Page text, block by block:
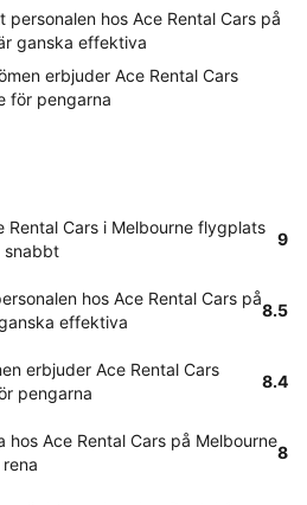
personalen hos Ace Rental Cars på
ganska effektiva
erbjuder Ace Rental Cars
för pengarna
Rental Cars i Melbourne flygplats
snabbt
9
hos Ace Rental Cars på
effektiva
8.5
erbjuder Ace Rental Cars
pengarna
8.4
hos Ace Rental Cars på Melbourne
8